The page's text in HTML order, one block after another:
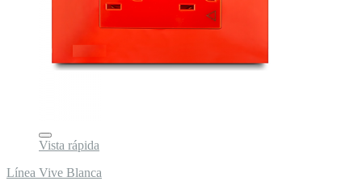
Vista rápida
Línea Vive Blanca